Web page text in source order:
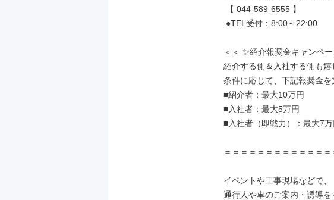
＜＜ ✨紹介報奨金キャンペー
紹介する側＆入社する側も嬉
条件に応じて、下記報奨金を
■紹介者：最大10万円
■入社者：最大5万円
■入社者（即戦力）：最大7万
＝＝＝＝＝＝＝＝＝＝＝＝＝
イベントや工事現場などで、
通行人や車のご案内・誘導を